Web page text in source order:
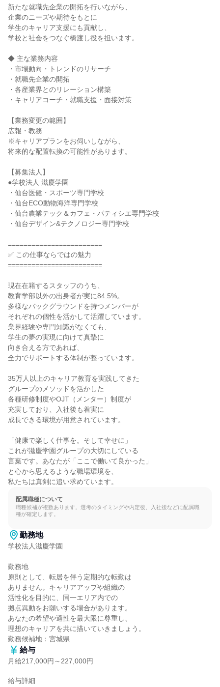
新たな就職先企業の開拓を行いながら、
企業のニーズや期待をもとに
学生のキャリア支援にも貢献し、
学校と社会をつなぐ橋渡し役を担います。
◆ 主な業務内容
・市場動向・トレンドのリサーチ
・就職先企業の開拓
・各産業界とのリレーション構築
・キャリアコーチ・就職支援・面接対策
【業務変更の範囲】
広報・教務
※キャリアプランをお伺いしながら、
将来的な配置転換の可能性があります。
【募集法人】
●学校法人 滋慶学園
・仙台医健・スポーツ専門学校
・仙台ECO動物海洋専門学校
・仙台農業テック＆カフェ・パティシエ専門学校
・仙台デザイン&テクノロジー専門学校
========================
✅ この仕事ならではの魅力
========================
現在在籍するスタッフのうち、
教育学部以外の出身者が実に84.5%。
多様なバックグラウンドを持つメンバーが
それぞれの個性を活かして活躍しています。
業界経験や専門知識がなくても、
学生の夢の実現に向けて真摯に
向き合える方であれば、
全力でサポートする体制が整っています。
35万人以上のキャリア教育を実践してきた
グループのメソッドを活かした
各種研修制度やOJT（メンター）制度が
充実しており、入社後も着実に
成長できる環境が用意されています。
「健康で楽しく仕事を。そして幸せに」
これが滋慶学園グループの大切にしている
言葉です。あなたが「ここで働いて良かった」
と心から思えるような職場環境を、
私たちは真剣に追い求めています。
配属職種について
職種候補が複数あります。選考のタイミングや内定後、入社後などに配属職
種が確定します。
勤務地
学校法人滋慶学園
勤務地
原則として、転居を伴う定期的な転勤は
ありません。キャリアアップや組織の
活性化を目的に、同一エリア内での
拠点異動をお願いする場合があります。
あなたの希望や適性を最大限に尊重し、
理想のキャリアを共に描いていきましょう。
勤務候補地：宮城県
給与
月給217,000円～227,000円
給与詳細